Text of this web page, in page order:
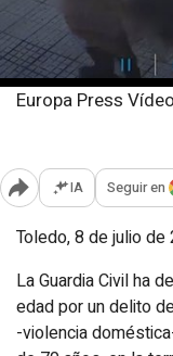
Europa Press
Abrir opciones
IA Seguir en
Toledo, 8 de julio de
La Guardia Civil ha
edad por un delito
-violencia